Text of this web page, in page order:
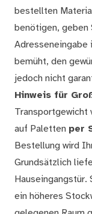
bestellten
benötigen,
Adresseneingabe
bemüht, den
jedoch nicht
Hinweis für
Transportgewicht
auf Paletten per
Bestellung wird
Grundsätzlich
ein höheres